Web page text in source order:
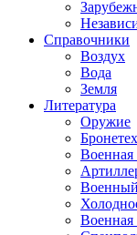
Справочники
Воздух
Вода
Земля
Литература
Оружие
Военная
Военная